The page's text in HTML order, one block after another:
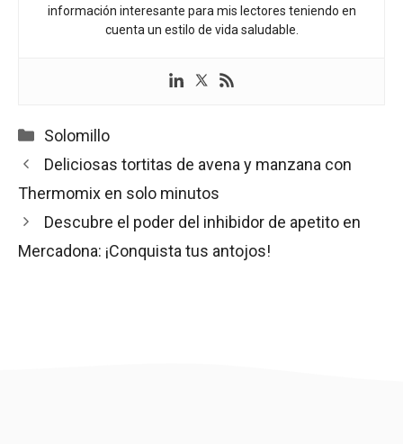
información interesante para mis lectores teniendo en
cuenta un estilo de vida saludable.
Categorías
Solomillo
Deliciosas tortitas de avena y manzana con
Thermomix en solo minutos
Descubre el poder del inhibidor de apetito en
Mercadona: ¡Conquista tus antojos!